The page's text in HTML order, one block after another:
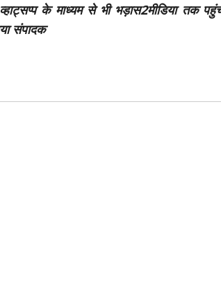
के माध्यम से भी भड़ास2मीडिया तक
संपादक